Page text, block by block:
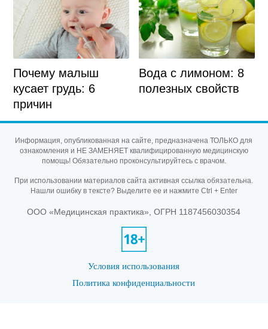
Почему малыш
кусает грудь: 6
причин
Вода с лимоном: 8
полезных свойств
Информация, опубликованная на сайте, предназначена ТОЛЬКО для
ознакомления и НЕ ЗАМЕНЯЕТ квалифицированную медицинскую
помощь! Обязательно проконсультируйтесь с врачом.
При использовании материалов сайта активная ссылка обязательна.
Нашли ошибку в тексте? Выделите ее и нажмите Ctrl + Enter
ООО «Медицинская практика», ОГРН 1187456030354
Условия использования
Политика конфиденциальности